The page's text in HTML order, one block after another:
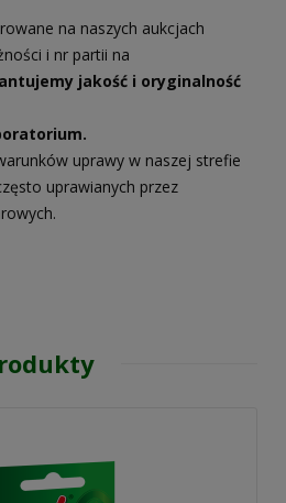
na naszych aukcjach
i nr partii na
jakość i oryginalność
uprawy w naszej strefie
uprawianych przez